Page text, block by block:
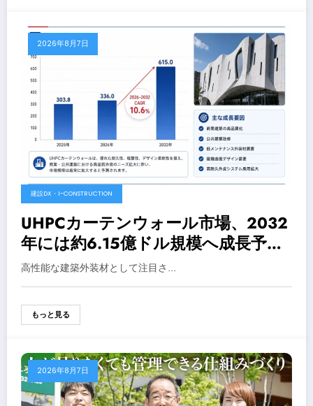
2026年8月7日
建設DX・I-CONSTRUCTION
UHPCカーテンウォール市場、2032
年には約6.15億ドル規模へ成長予測
– 高耐久外装材の需要拡大
高性能な建築外装材として注目さ…
もっと見る
2026年8月7日